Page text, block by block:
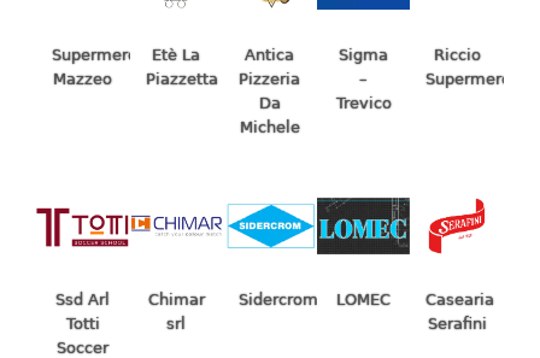
Supermercati
Mazzeo
Etè La
Piazzetta
Antica
Pizzeria
Da
Michele
Sigma
–
Trevico
Riccio
Supermercati
Ssd Arl
Totti
Soccer
Chimar
srl
Sidercrom LOMEC
Casearia
Serafini